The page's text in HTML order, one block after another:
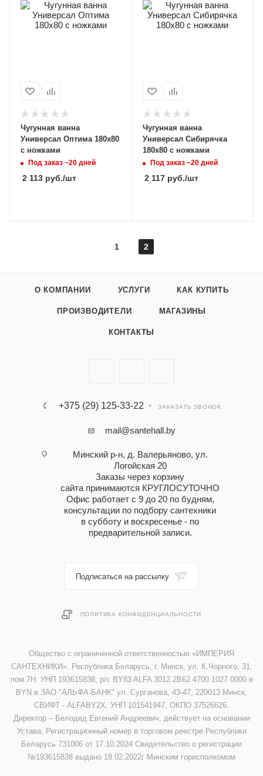
Чугунная ванна
Универсал Оптима 180x80
с ножками
Под заказ ~20 дней
2 113 руб./шт
Чугунная ванна
Универсал Сибирячка
180x80 с ножками
Под заказ ~20 дней
2 117руб./шт
1 2
О КОМПАНИИ УСЛУГИ КАК КУПИТЬ
ПРОИЗВОДИТЕЛИ МАГАЗИНЫ
КОНТАКТЫ
+375 (29) 125-33-22 ЗАКАЗАТЬ ЗВОНОК
mail@santehall.by
Минский р-н, д. Валерьяново, ул.
Логойская 20
Заказы через корзину
сайта принимаются КРУГЛОСУТОЧНО
Офис работает с 9 до 20 по будням,
консультации по подбору сантехники
в субботу и воскресенье - по
предварительной записи.
Подписаться на рассылку
ПОЛИТИКА КОНФИДЕНЦИАЛЬНОСТИ
Общество с ограниченной ответственностью «ИМПЕРИЯ
САНТЕХНИКИ». Республика Беларусь, г. Минск, ул. К.Чорного, 31,
пом.7Н. УНП 193615838, р/с BY83 ALFA 3012 2B62 4700 1027 0000 в
BYN в ЗАО "АЛЬФА-БАНК" ул. Сурганова, 43-47, 220013 Минск,
СВИФТ - ALFABY2X, УНП 101541947, ОКПО 37526626.
Директор – Белодед Евгений Андреевич, действует на основании
Устава. Регистрационный номер в торговом реестре Республики
Беларусь 731006 от 17.10.2024 Свидетельство о регистрации
№193615838 выдано 18.02.2022г Минским горисполкомом